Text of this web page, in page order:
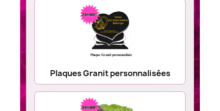
Plaques Granit personnalisées